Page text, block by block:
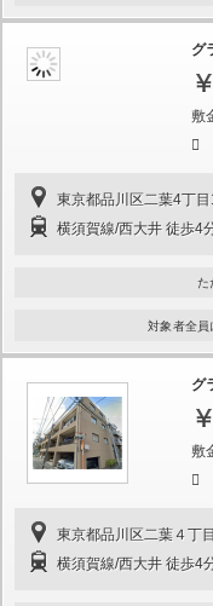
グ
敷
東京都品川区二葉4丁
横須賀線/西大井 徒歩4
た
対象者全員
グ
敷
東京都品川区二葉４丁目
横須賀線/西大井 徒歩4